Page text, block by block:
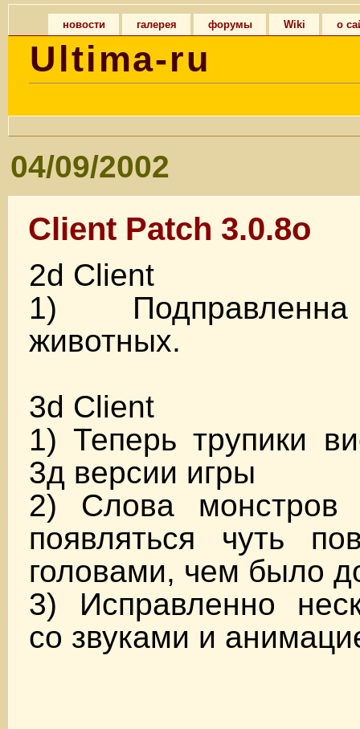
новости галерея форумы Wiki о
Ultima-ru
04/09/2002
Client Patch 3.0.8o
2d Client
1)
животных.
3d Client
1) Теперь трупики
3д версии игры
2) Слова монстров
появляться чуть
головами, чем было
3) Исправленно
со звуками и